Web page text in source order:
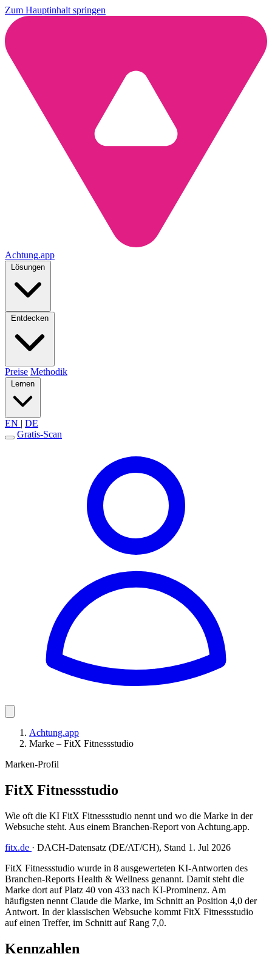
Zum Hauptinhalt springen
Achtung.app
Lösungen
Entdecken
Preise Methodik
Lernen
EN | DE
Gratis-Scan
Achtung.app
Marke – FitX Fitnessstudio
Marken-Profil
FitX Fitnessstudio
Wie oft die KI FitX Fitnessstudio nennt und wo die Marke in der
Websuche steht. Aus einem Branchen-Report von Achtung.app.
fitx.de · DACH-Datensatz (DE/AT/CH), Stand 1. Jul 2026
FitX Fitnessstudio wurde in 8 ausgewerteten KI-Antworten des
Branchen-Reports Health & Wellness genannt. Damit steht die
Marke dort auf Platz 40 von 433 nach KI-Prominenz. Am
häufigsten nennt Claude die Marke, im Schnitt an Position 4,0 der
Antwort. In der klassischen Websuche kommt FitX Fitnessstudio
auf einen Treffer, im Schnitt auf Rang 7,0.
Kennzahlen